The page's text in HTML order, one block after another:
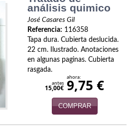
análisis quimico
José Casares Gil
Referencia: 116358
Tapa dura. Cubierta deslucida.
22 cm. Ilustrado. Anotaciones
en algunas paginas. Cubierta
rasgada.
antes
15,00€
ahora:
9,75 €
COMPRAR